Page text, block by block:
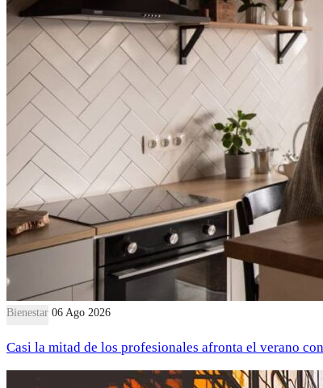
Bienestar 06 Ago 2026
Casi la mitad de los profesionales afronta el verano